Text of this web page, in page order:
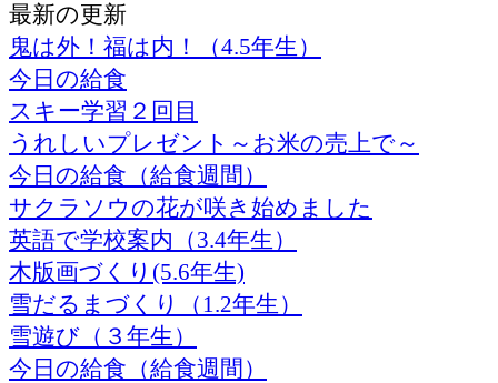
最新の更新
鬼は外！福は内！（4.5年生）
今日の給食
スキー学習２回目
うれしいプレゼント～お米の売上で～
今日の給食（給食週間）
サクラソウの花が咲き始めました
英語で学校案内（3.4年生）
木版画づくり(5.6年生)
雪だるまづくり（1.2年生）
雪遊び（３年生）
今日の給食（給食週間）